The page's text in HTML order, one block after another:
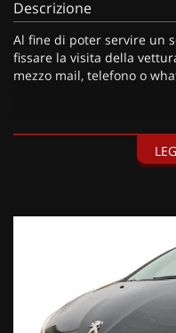
Descrizione
Al fine di poter servire un
fissare la visita della
mezzo mail, telefono o
• Consegna a domicilio;
individuali/società);
• Polizze Kasko fino a 60
• Garanzia legale di
dal Codice del Consumo;
• Garanzia estendibile